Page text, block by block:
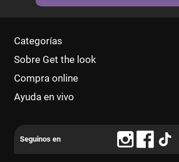
Categorías
Sobre Get the look
Compra online
Ayuda en vivo